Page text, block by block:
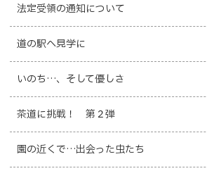
法定受領の通知について
道の駅へ見学に
いのち…、そして優しさ
茶道に挑戦！ 第２弾
園の近くで…出会った虫たち